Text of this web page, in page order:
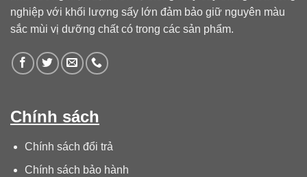
nghiệp với khối lượng sấy lớn đảm bảo giữ nguyên màu
sắc mùi vị dưỡng chất có trong các sản phẩm.
Chính sách
Chính sách đổi trả
Chính sách bảo hành